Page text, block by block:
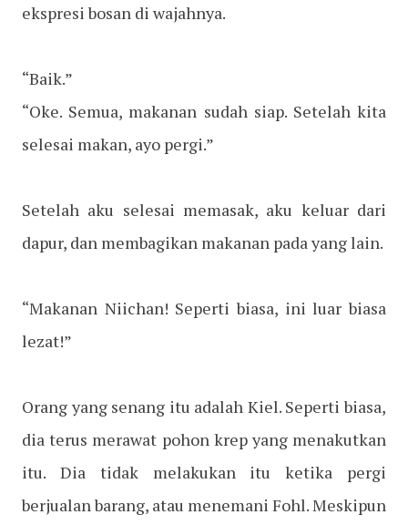
ekspresi bosan di wajahnya.
“Baik.”
“Oke. Semua, makanan sudah siap. Setelah kita
selesai makan, ayo pergi.”
Setelah aku selesai memasak, aku keluar dari
dapur, dan membagikan makanan pada yang lain.
“Makanan Niichan! Seperti biasa, ini luar biasa
lezat!”
Orang yang senang itu adalah Kiel. Seperti biasa,
dia terus merawat pohon krep yang menakutkan
itu. Dia tidak melakukan itu ketika pergi
berjualan barang, atau menemani Fohl. Meskipun